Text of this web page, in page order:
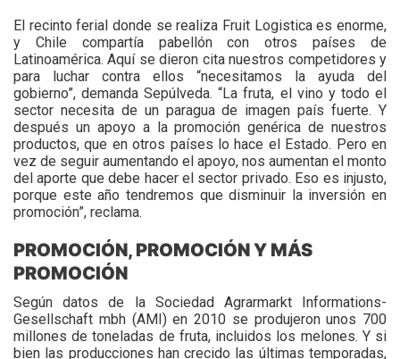
El recinto ferial donde se realiza Fruit Logistica es enorme,
y Chile compartía pabellón con otros países de
Latinoamérica. Aquí se dieron cita nuestros competidores y
para luchar contra ellos “necesitamos la ayuda del
gobierno”, demanda Sepúlveda. “La fruta, el vino y todo el
sector necesita de un paragua de imagen país fuerte. Y
después un apoyo a la promoción genérica de nuestros
productos, que en otros países lo hace el Estado. Pero en
vez de seguir aumentando el apoyo, nos aumentan el monto
del aporte que debe hacer el sector privado. Eso es injusto,
porque este año tendremos que disminuir la inversión en
promoción”, reclama.
PROMOCIÓN, PROMOCIÓN Y MÁS
PROMOCIÓN
Según datos de la Sociedad Agrarmarkt Informations-
Gesellschaft mbh (AMI) en 2010 se produjeron unos 700
millones de toneladas de fruta, incluidos los melones. Y si
bien las producciones han crecido las últimas temporadas,